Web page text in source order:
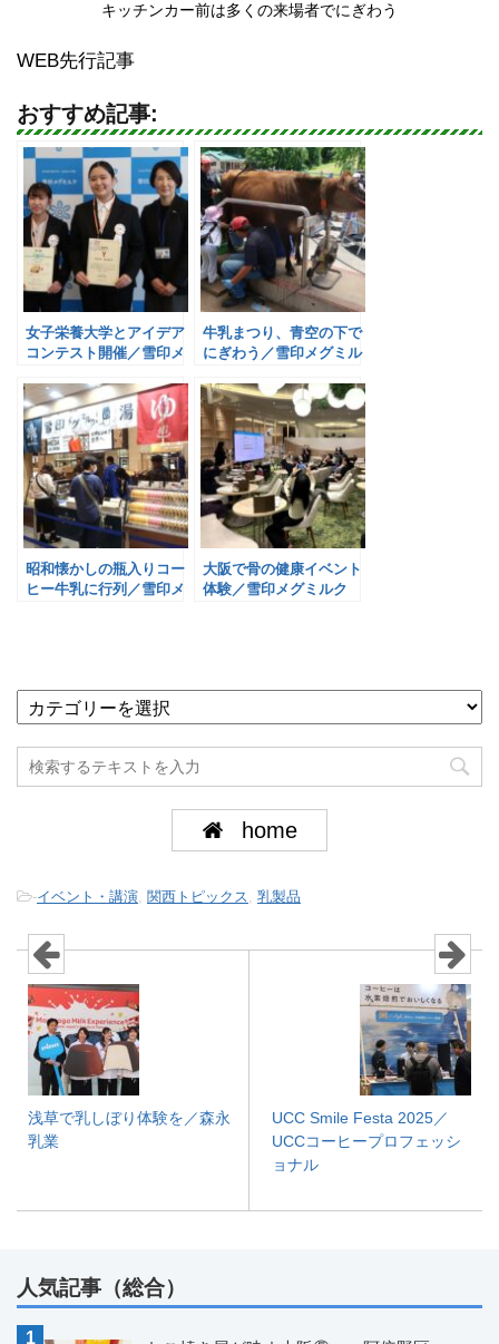
キッチンカー前は多くの来場者でにぎわう
WEB先行記事
おすすめ記事:
女子栄養大学とアイデア
コンテスト開催／雪印メ
牛乳まつり、青空の下で
にぎわう／雪印メグミル
昭和懐かしの瓶入りコー
ヒー牛乳に行列／雪印メ
大阪で骨の健康イベント
体験／雪印メグミルク
home
-イベント・講演 関西トピックス 乳製品
浅草で乳しぼり体験を／森永
乳業
UCC Smile Festa 2025／
UCCコーヒープロフェッシ
ョナル
人気記事（総合）